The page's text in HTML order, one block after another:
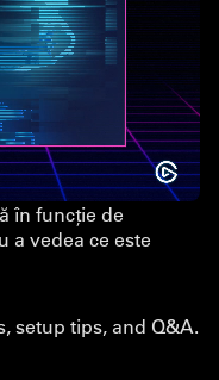
în funcție de
a vedea ce este
setup tips, and Q&A.